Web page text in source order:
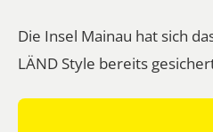
Die Insel Mainau hat sich
LÄND Style bereits